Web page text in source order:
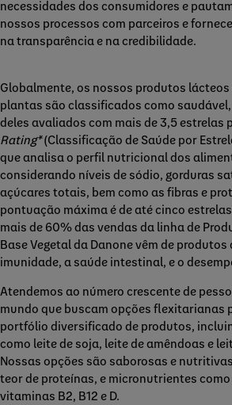
necessidades dos consumidores e
nossos processos com parceiros e
na transparência e na credibilidade.
Globalmente, os nossos produtos lácteos
plantas são classificados como
deles avaliados com mais de 3,5 estrelas
Rating*(Classificação de Saúde por
que analisa o perfil nutricional dos
considerando níveis de sódio, gorduras
açúcares totais, bem como as fibras e
pontuação máxima é de até cinco
mais de 60% das vendas da linha de
Base Vegetal da Danone vêm de produtos
imunidade, a saúde intestinal, e o
Atendemos ao número crescente de
mundo que buscam opções flexitarianas
portfólio diversificado de produtos,
como leite de soja, leite de amêndoas e
Nossas opções são saborosas e
teor de proteínas, e micronutrientes
vitaminas B2, B12 e D.